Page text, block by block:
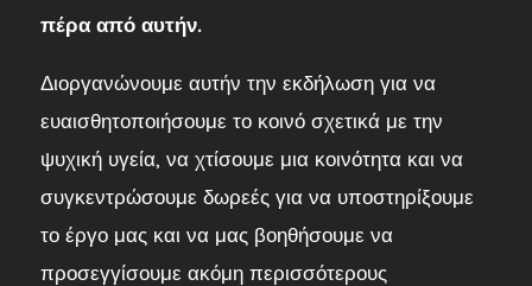
πέρα από αυτήν.
Διοργανώνουμε αυτήν την εκδήλωση για να
ευαισθητοποιήσουμε το κοινό σχετικά με την
ψυχική υγεία, να χτίσουμε μια κοινότητα και να
συγκεντρώσουμε δωρεές για να υποστηρίξουμε
το έργο μας και να μας βοηθήσουμε να
προσεγγίσουμε ακόμη περισσότερους